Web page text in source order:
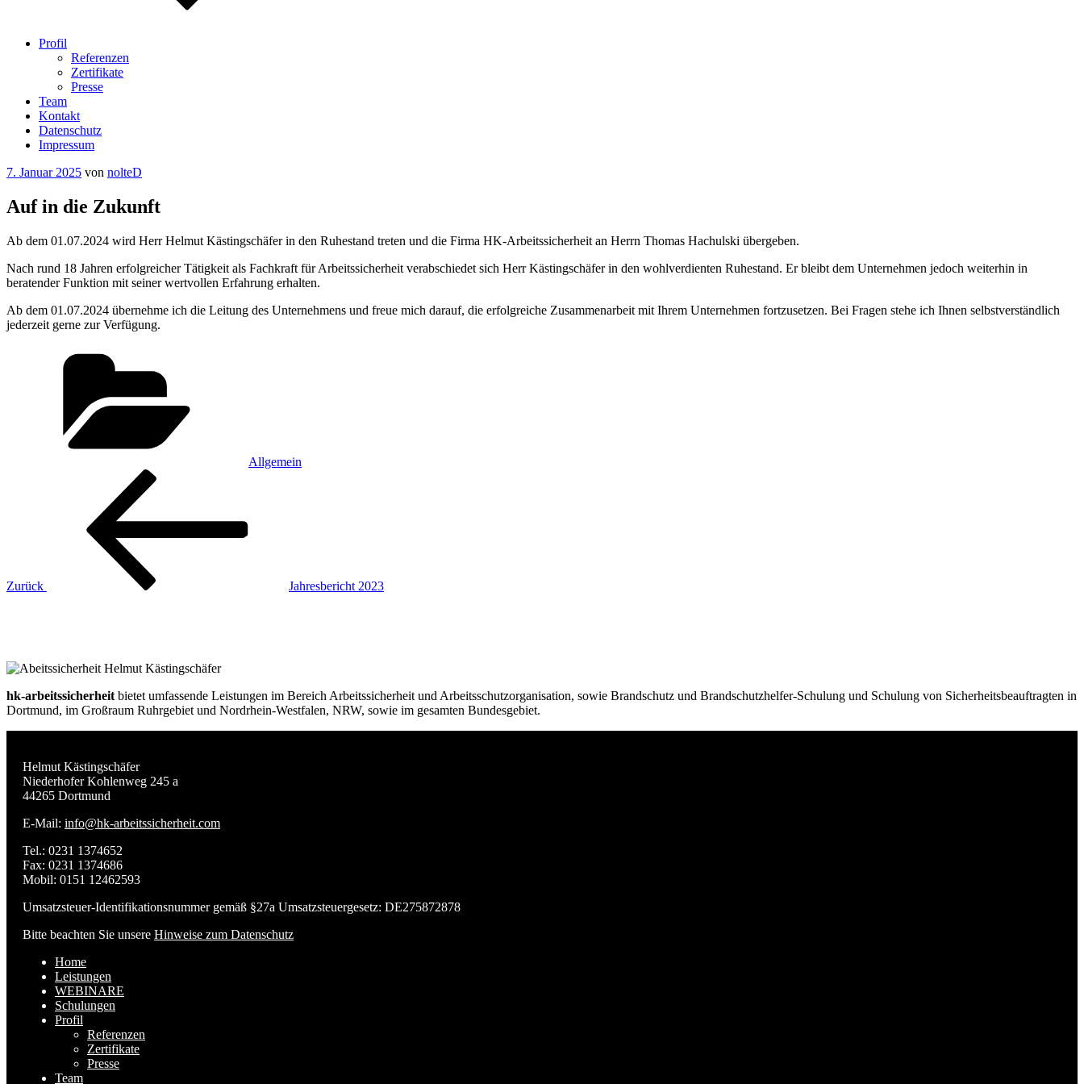
Profil
Referenzen
Zertifikate
Presse
Team
Kontakt
Datenschutz
Impressum
Veröffentlicht
7. Januar 2025 von nolteD
Auf in die Zukunft
Ab dem 01.07.2024 wird Herr Helmut Kästingschäfer in den Ruhestand treten und die Firma HK-Arbeitssicherheit an Herrn Thomas Hachulski übergeben.
Nach rund 18 Jahren erfolgreicher Tätigkeit als Fachkraft für Arbeitssicherheit verabschiedet sich Herr Kästingschäfer in den wohlverdienten Ruhestand. Er bleibt dem Unternehmen jedoch weiterhin in
beratender Funktion mit seiner wertvollen Erfahrung erhalten.
Ab dem 01.07.2024 übernehme ich die Leitung des Unternehmens und freue mich darauf, die erfolgreiche Zusammenarbeit mit Ihrem Unternehmen fortzusetzen. Bei Fragen stehe ich Ihnen selbstverständlich
jederzeit gerne zur Verfügung.
Allgemein
Beitragsnavigation
Zurück Jahresbericht 2023
hk-arbeitssicherheit bietet umfassende Leistungen im Bereich Arbeitssicherheit und Arbeitsschutzorganisation, sowie Brandschutz und Brandschutzhelfer-Schulung und Schulung von Sicherheitsbeauftragten in
Dortmund, im Großraum Ruhrgebiet und Nordrhein-Westfalen, NRW, sowie im gesamten Bundesgebiet.
Helmut Kästingschäfer
Niederhofer Kohlenweg 245 a
44265 Dortmund
E-Mail: info@hk-arbeitssicherheit.com
Tel.: 0231 1374652
Fax: 0231 1374686
Mobil: 0151 12462593
Umsatzsteuer-Identifikationsnummer gemäß §27a Umsatzsteuergesetz: DE275872878
Bitte beachten Sie unsere Hinweise zum Datenschutz
Home
Leistungen
WEBINARE
Schulungen
Profil
Referenzen
Zertifikate
Presse
Team